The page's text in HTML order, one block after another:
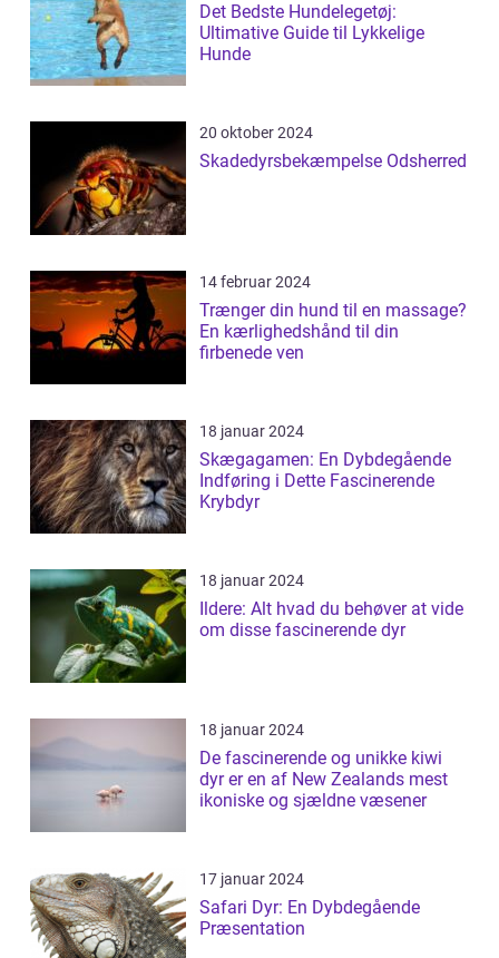
Det Bedste Hundelegetøj:
Ultimative Guide til Lykkelige
Hunde
20 oktober 2024
Skadedyrsbekæmpelse Odsherred
14 februar 2024
Trænger din hund til en massage?
En kærlighedshånd til din
firbenede ven
18 januar 2024
Skægagamen: En Dybdegående
Indføring i Dette Fascinerende
Krybdyr
18 januar 2024
Ildere: Alt hvad du behøver at vide
om disse fascinerende dyr
18 januar 2024
De fascinerende og unikke kiwi
dyr er en af New Zealands mest
ikoniske og sjældne væsener
17 januar 2024
Safari Dyr: En Dybdegående
Præsentation